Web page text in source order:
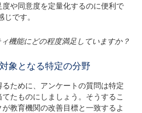
や同意度を定量化するのに便利で
です。
機能にどの程度満足していますか？
象となる特定の分野
ために、アンケートの質問は特定
たものにしましょう。そうするこ
教育機関の改善目標と一致するよ